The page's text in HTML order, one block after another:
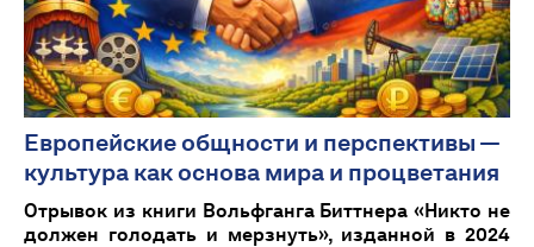
Европейские общности и перспективы —
культура как основа мира и процветания
Отрывок из книги Вольфганга Биттнера «Никто не
должен голодать и мерзнуть», изданной в 2024